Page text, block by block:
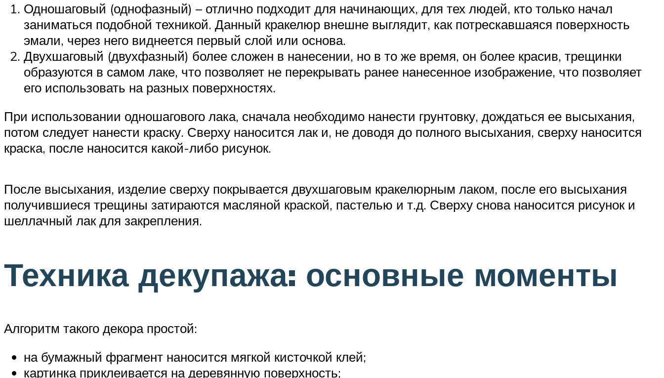
Одношаговый (однофазный) – отлично подходит для начинающих, для тех людей, кто только начал
заниматься подобной техникой. Данный кракелюр внешне выглядит, как потрескавшаяся поверхность
эмали, через него виднеется первый слой или основа.
Двухшаговый (двухфазный) более сложен в нанесении, но в то же время, он более красив, трещинки
образуются в самом лаке, что позволяет не перекрывать ранее нанесенное изображение, что позволяет
его использовать на разных поверхностях.
При использовании одношагового лака, сначала необходимо нанести грунтовку, дождаться ее высыхания,
потом следует нанести краску. Сверху наносится лак и, не доводя до полного высыхания, сверху наносится
краска, после наносится какой-либо рисунок.
После высыхания, изделие сверху покрывается двухшаговым кракелюрным лаком, после его высыхания
получившиеся трещины затираются масляной краской, пастелью и т.д. Сверху снова наносится рисунок и
шеллачный лак для закрепления.
Техника декупажа: основные моменты
Алгоритм такого декора простой:
на бумажный фрагмент наносится мягкой кисточкой клей;
картинка приклеивается на деревянную поверхность;